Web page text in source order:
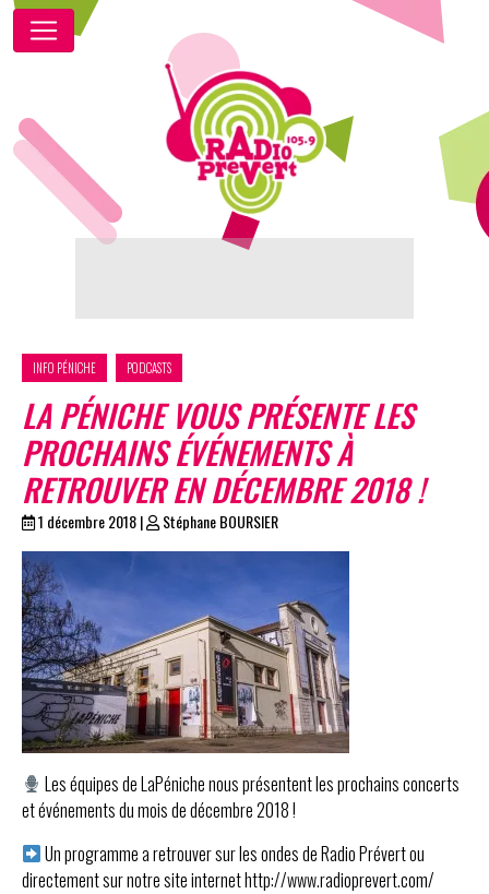
INFO PÉNICHE PODCASTS
LA PÉNICHE VOUS PRÉSENTE LES
PROCHAINS ÉVÉNEMENTS À
RETROUVER EN DÉCEMBRE 2018 !
1 décembre 2018| Stéphane BOURSIER
Les équipes de LaPéniche nous présentent les prochains concerts
et événements du mois de décembre 2018 !
Un programme a retrouver sur les ondes de Radio Prévert ou
directement sur notre site internet http://www.radioprevert.com/